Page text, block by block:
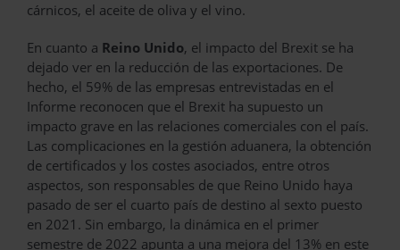
cárnicos, el aceite de oliva y el vino.
En cuanto a Reino Unido, el impacto del Brexit se ha
dejado ver en la reducción de las exportaciones. De
hecho, el 59% de las empresas entrevistadas en el
Informe reconocen que el Brexit ha supuesto un
impacto grave en las relaciones comerciales con el país.
Las complicaciones en la gestión aduanera, la obtención
de certificados y los costes asociados, entre otros
aspectos, son responsables de que Reino Unido haya
pasado de ser el cuarto país de destino al sexto puesto
en 2021. Sin embargo, la dinámica en el primer
semestre de 2022 apunta a una mejora del 13% en este